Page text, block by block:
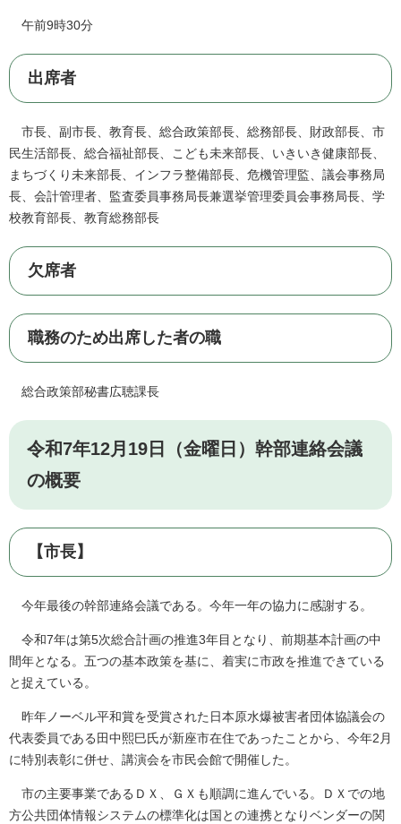
午前9時30分
出席者
市長、副市長、教育長、総合政策部長、総務部長、財政部長、市
民生活部長、総合福祉部長、こども未来部長、いきいき健康部長、
まちづくり未来部長、インフラ整備部長、危機管理監、議会事務局
長、会計管理者、監査委員事務局長兼選挙管理委員会事務局長、学
校教育部長、教育総務部長
欠席者
職務のため出席した者の職
総合政策部秘書広聴課長
令和7年12月19日（金曜日）幹部連絡会議
の概要
【市長】
今年最後の幹部連絡会議である。今年一年の協力に感謝する。
令和7年は第5次総合計画の推進3年目となり、前期基本計画の中
間年となる。五つの基本政策を基に、着実に市政を推進できている
と捉えている。
昨年ノーベル平和賞を受賞された日本原水爆被害者団体協議会の
代表委員である田中熙巳氏が新座市在住であったことから、今年2月
に特別表彰に併せ、講演会を市民会館で開催した。
市の主要事業であるＤＸ、ＧＸも順調に進んでいる。ＤＸでの地
方公共団体情報システムの標準化は国との連携となりベンダーの関